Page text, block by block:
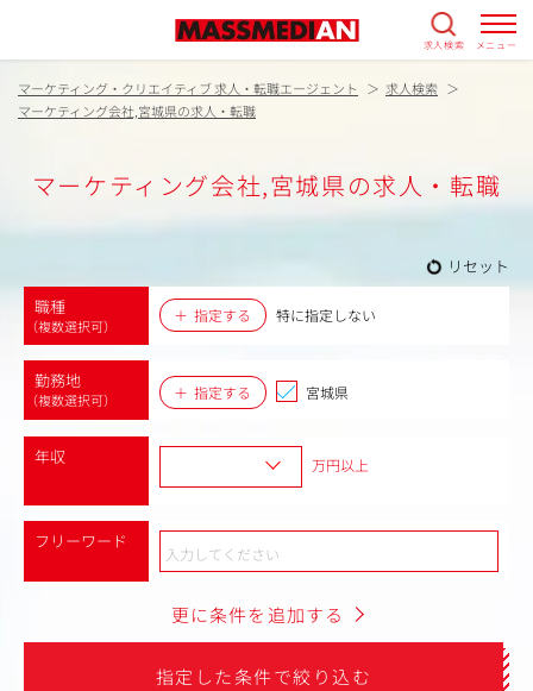
求人検索 メニュー
マーケティング・クリエイティブ 求人・転職エージェント
求人検索
マーケティング会社,宮城県の求人・転職
マーケティング会社,宮城県の求人・転職
リセット
職種
（複数選択可）
指定する 特に指定しない
勤務地
（複数選択可） 指定する 宮城県
年収 万円以上
フリーワード
更に条件を追加する
指定した条件で絞り込む